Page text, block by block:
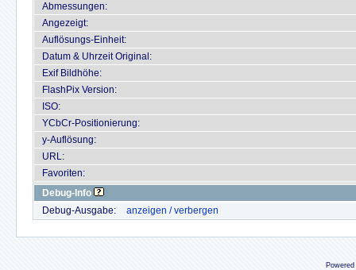
Abmessungen:
Angezeigt:
Auflösungs-Einheit:
Datum & Uhrzeit Original:
Exif Bildhöhe:
FlashPix Version:
ISO:
YCbCr-Positionierung:
y-Auflösung:
URL:
Favoriten:
Debug-Info
Debug-Ausgabe:
anzeigen / verbergen